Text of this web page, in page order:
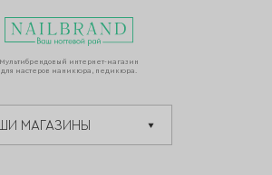
Мультибрендовый интернет-магазин
для мастеров маникюра, педикюра.